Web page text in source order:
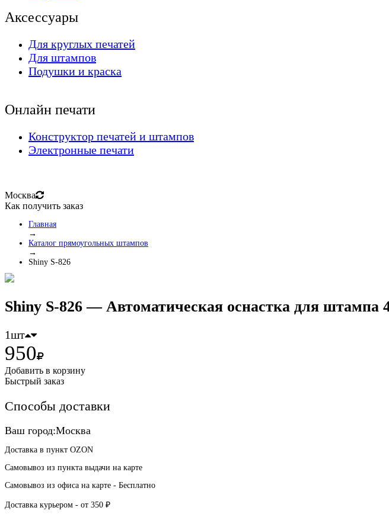
Аксессуары
Для круглых печатей
Для штампов
Подушки и краска
Онлайн печати
Конструктор печатей и штампов
Электронные печати
Москва
Как получить заказ
Главная
→
Каталог прямоугольных штампов
→
Shiny S-826
Shiny S-826 — Автоматическая оснастка для штампа
1шт
950
Добавить в корзину
Быстрый заказ
Способы доставки
Ваш город:Москва
Доставка в пункт OZON
Самовывоз из пункта выдачи на карте
Самовывоз из офиса на карте - Бесплатно
Доставка курьером - от 350 ₽